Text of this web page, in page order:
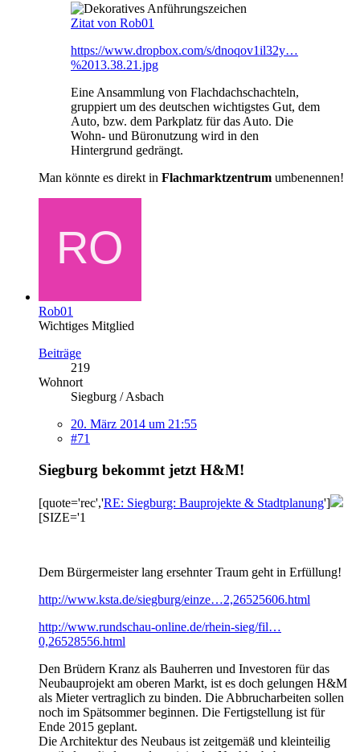
Zitat von Rob01
https://www.dropbox.com/s/dnoqov1il32y…
%2013.38.21.jpg
Eine Ansammlung von Flachdachschachteln,
gruppiert um des deutschen wichtigstes Gut, dem
Auto, bzw. dem Parkplatz für das Auto. Die
Wohn- und Büronutzung wird in den
Hintergrund gedrängt.
Man könnte es direkt in Flachmarktzentrum umbenennen!
Rob01
Wichtiges Mitglied
Beiträge
219
Wohnort
Siegburg / Asbach
20. März 2014 um 21:55
#71
Siegburg bekommt jetzt H&M!
[quote='rec','RE: Siegburg: Bauprojekte & Stadtplanung']
[SIZE='1
Dem Bürgermeister lang ersehnter Traum geht in Erfüllung!
http://www.ksta.de/siegburg/einze…2,26525606.html
http://www.rundschau-online.de/rhein-sieg/fil…
0,26528556.html
Den Brüdern Kranz als Bauherren und Investoren für das
Neubauprojekt am oberen Markt, ist es doch gelungen H&M
als Mieter vertraglich zu binden. Die Abbrucharbeiten sollen
noch im Spätsommer beginnen. Die Fertigstellung ist für
Ende 2015 geplant.
Die Architektur des Neubaus ist zeitgemäß und kleinteilig